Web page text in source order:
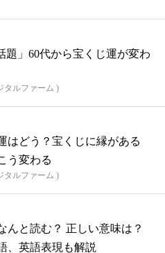
題」60代から宝くじ運が変わ
タルファーム )
はどう？宝くじに縁がある
う変わる
タルファーム )
んと読む？ 正しい意味は？
、英語表現も解説